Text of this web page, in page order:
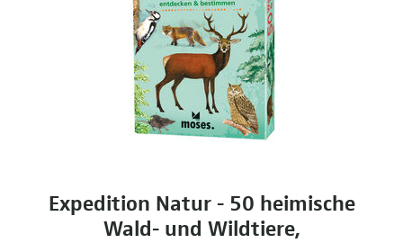
Expedition Natur - 50 heimische
Wald- und Wildtiere,